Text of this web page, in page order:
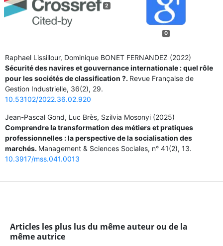
2
0
Raphael Lissillour, Dominique BONET FERNANDEZ (2022)
Sécurité des navires et gouvernance internationale : quel rôle
pour les sociétés de classification ?. Revue Française de
Gestion Industrielle, 36(2), 29.
10.53102/2022.36.02.920
Jean-Pascal Gond, Luc Brès, Szilvia Mosonyi (2025)
Comprendre la transformation des métiers et pratiques
professionnelles : la perspective de la socialisation des
marchés. Management & Sciences Sociales, n° 41(2), 13.
10.3917/mss.041.0013
Articles les plus lus du même auteur ou de la
même autrice